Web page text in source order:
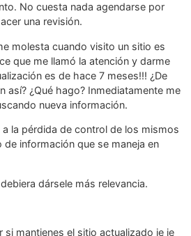
No cuesta nada agendarse por
una revisión.
molesta cuando visito un sitio es
que me llamó la atención y darme
es de hace 7 meses!!! ¿De
así? ¿Qué hago? Inmediatamente me
nueva información.
la pérdida de control de los mismos
de información que se maneja en
dársele más relevancia.
si mantienes el sitio actualizado je je